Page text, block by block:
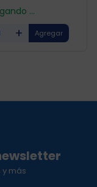
...
+
más